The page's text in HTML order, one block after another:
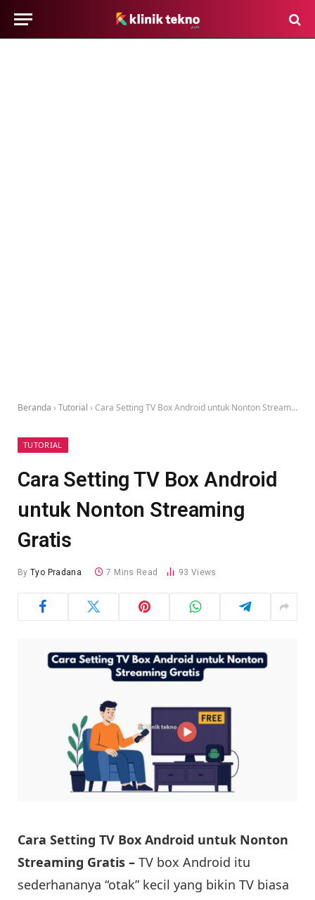
Beranda › Tutorial › Cara Setting TV Box Android untuk Nonton Streaming Gratis
TUTORIAL
Cara Setting TV Box Android
untuk Nonton Streaming
Gratis
By Tyo Pradana 7 Mins Read 93 Views
Cara Setting TV Box Android untuk Nonton
Streaming Gratis – TV box Android itu
sederhananya “otak” kecil yang bikin TV biasa